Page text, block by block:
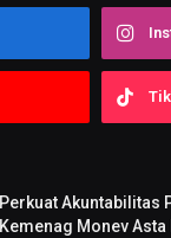
Perkuat Akuntabilitas
Kemenag Monev